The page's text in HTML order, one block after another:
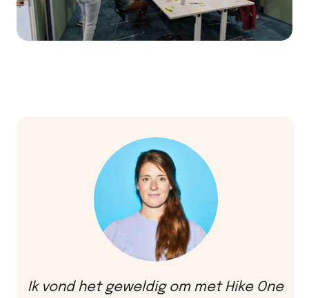
Ik vond het geweldig om met Hike One